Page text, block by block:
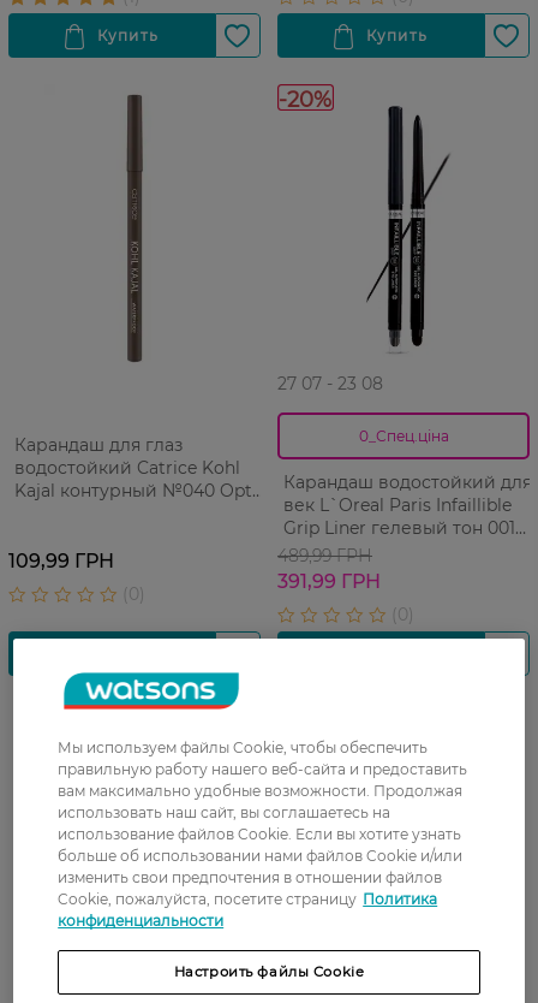
Карандаш для глаз
водостойкий Catrice Kohl
Kajal контурный №040 Optic
109,99 ГРН
-20%
27 07 - 23 08
0_Спец.ціна
Карандаш водостойкий для
век L`Oreal Paris Infaillible
Grip Liner гелевый тон 001
Intence black 032 г
489,99 ГРН
391,99 ГРН
Показати ще
Мы используем файлы Cookie, чтобы обеспечить
правильную работу нашего веб-сайта и предоставить
вам максимально удобные возможности. Продолжая
использовать наш сайт, вы соглашаетесь на
использование файлов Cookie. Если вы хотите узнать
больше об использовании нами файлов Cookie и/или
изменить свои предпочтения в отношении файлов
Cookie, пожалуйста, посетите страницу Политика
конфиденциальности
Настроить файлы Cookie